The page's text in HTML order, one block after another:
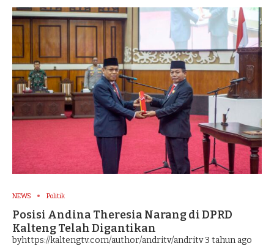
NEWS Politik
Posisi Andina Theresia Narang di DPRD
Kalteng Telah Digantikan
byhttps://kaltengtv.com/author/andritv/andritv3 tahun ago